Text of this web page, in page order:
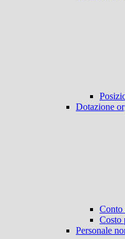
Dotazione
Conto
Costo
Personale